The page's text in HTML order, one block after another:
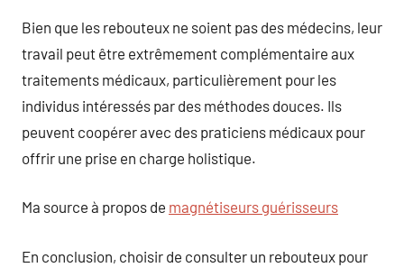
Bien que les rebouteux ne soient pas des médecins, leur
travail peut être extrêmement complémentaire aux
traitements médicaux, particulièrement pour les
individus intéressés par des méthodes douces. Ils
peuvent coopérer avec des praticiens médicaux pour
offrir une prise en charge holistique.
Ma source à propos de magnétiseurs guérisseurs
En conclusion, choisir de consulter un rebouteux pour